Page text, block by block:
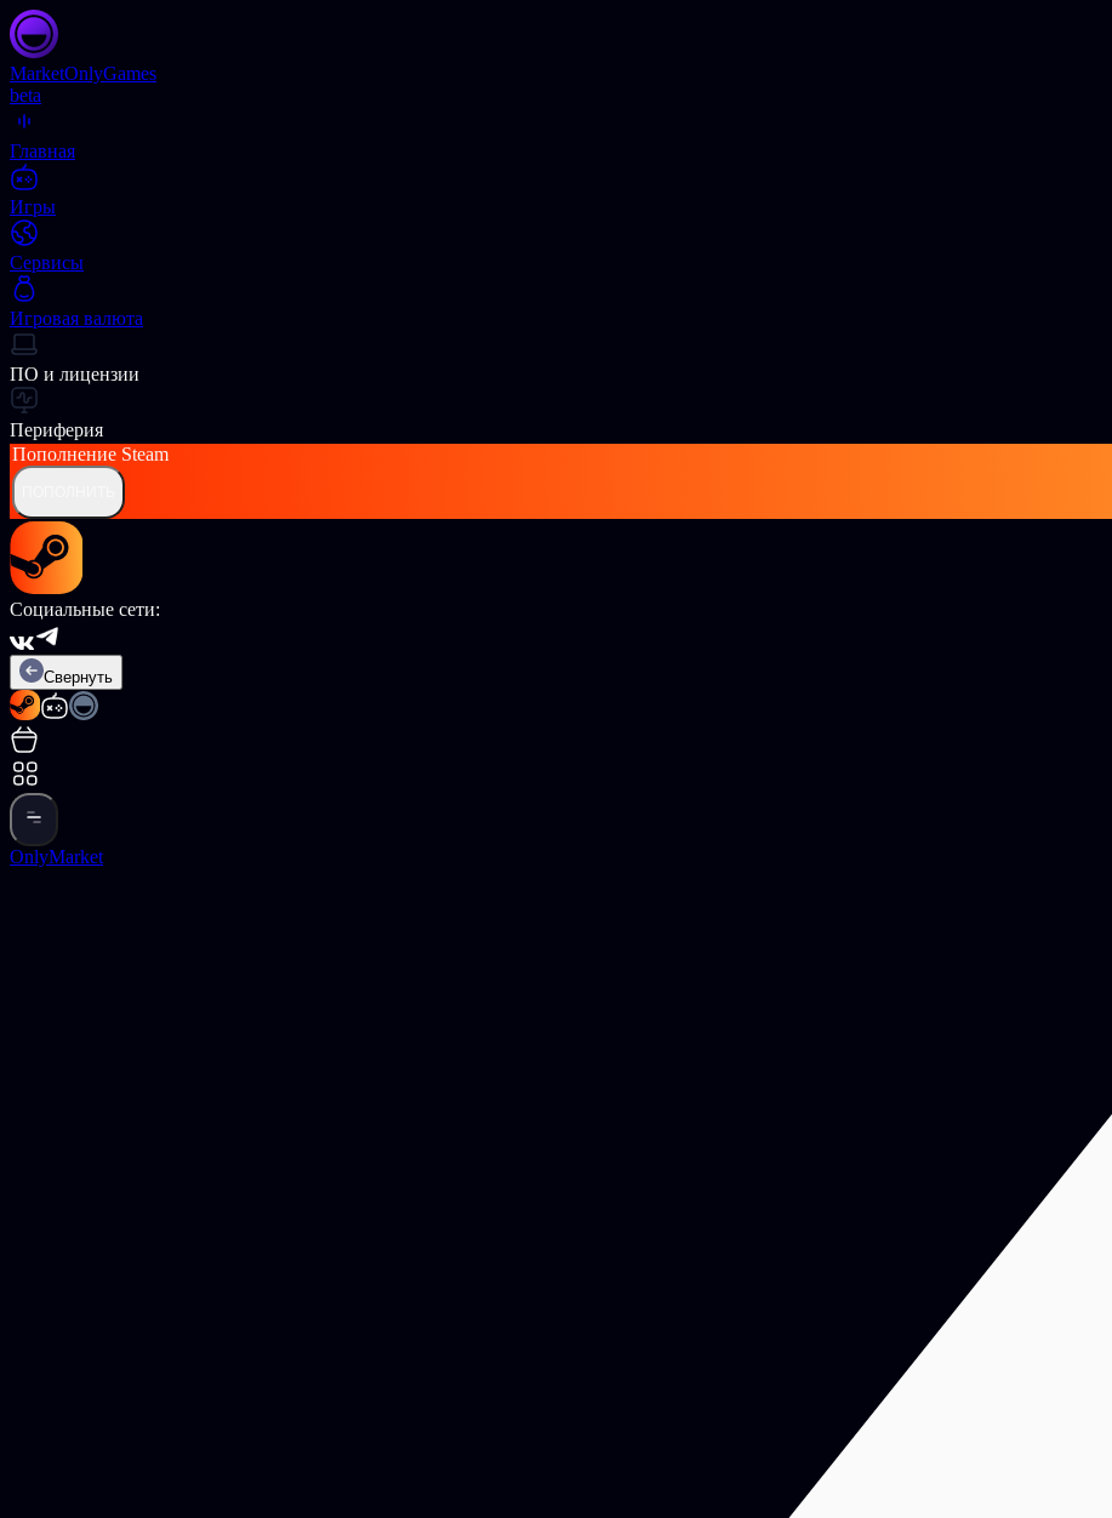
MarketOnlyGames
beta
Главная
Игры
Сервисы
Игровая валюта
ПО и лицензии
Периферия
Пополнение Steam
Социальные сети:
Свернуть
OnlyMarket